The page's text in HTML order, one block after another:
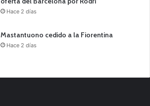
Hace 2 días
Mastantuono cedido a la Fiorentina
Hace 2 días